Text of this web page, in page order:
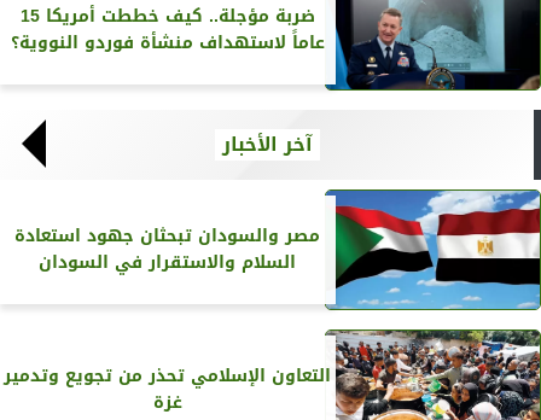
ضربة مؤجلة.. كيف خططت أمريكا 15
عاماً لاستهداف منشأة فوردو النووية؟
آخر الأخبار
مصر والسودان تبحثان جهود استعادة
السلام والاستقرار في السودان
التعاون الإسلامي تحذر من تجويع وتدمير
غزة